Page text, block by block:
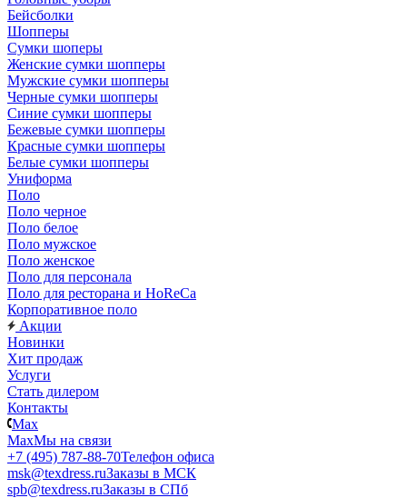
Бейсболки
Шопперы
Сумки шоперы
Женские сумки шопперы
Мужские сумки шопперы
Черные сумки шопперы
Синие сумки шопперы
Бежевые сумки шопперы
Красные сумки шопперы
Белые сумки шопперы
Униформа
Поло
Поло черное
Поло белое
Поло мужское
Поло женское
Поло для персонала
Поло для ресторана и HoReCa
Корпоративное поло
Акции
Новинки
Хит продаж
Услуги
Стать дилером
Контакты
Max
MaxМы на связи
+7 (495) 787-88-70Телефон офиса
msk@texdress.ruЗаказы в МСК
spb@texdress.ruЗаказы в СПб